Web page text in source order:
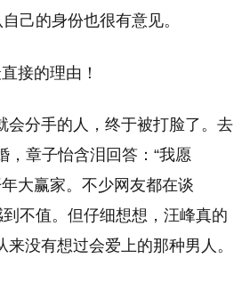
己的身份也很有意见。
会分手的人，终于被打脸了。去
章子怡含泪回答：“我愿
大赢家。不少网友都在谈
不值。但仔细想想，汪峰真的
没有想过会爱上的那种男人。